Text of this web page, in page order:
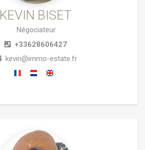
KEVIN BISET
Négociateur
+33628606427
kevin@immo-estate.fr